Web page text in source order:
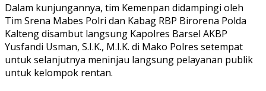
Dalam kunjungannya, tim Kemenpan didampingi oleh
Tim Srena Mabes Polri dan Kabag RBP Birorena Polda
Kalteng disambut langsung Kapolres Barsel AKBP
Yusfandi Usman, S.I.K., M.I.K. di Mako Polres setempat
untuk selanjutnya meninjau langsung pelayanan publik
untuk kelompok rentan.